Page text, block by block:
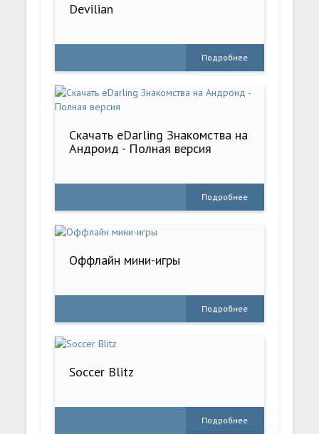
Devilian
Подробнее
Скачать eDarling Знакомства на
Андроид - Полная версия
Подробнее
Оффлайн мини-игры
Подробнее
Soccer Blitz
Подробнее